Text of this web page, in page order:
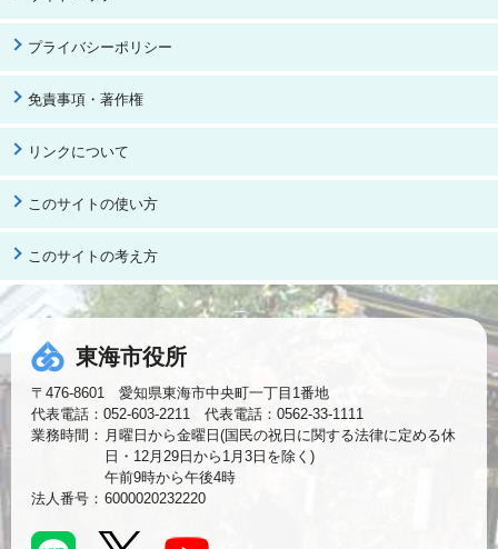
プライバシーポリシー
免責事項・著作権
リンクについて
このサイトの使い方
このサイトの考え方
東海市役所
〒476-8601 愛知県東海市中央町一丁目1番地
代表電話：052-603-2211 代表電話：0562-33-1111
業務時間： 月曜日から金曜日(国民の祝日に関する法律に定める休
日・12月29日から1月3日を除く)
午前9時から午後4時
法人番号： 6000020232220